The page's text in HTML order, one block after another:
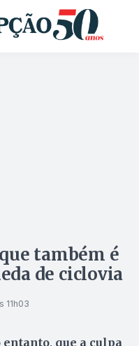
também é
de ciclovia
11h03
entanto, que a culpa